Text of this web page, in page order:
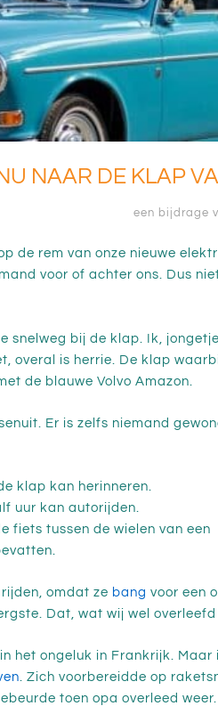
NAAR DE KLAP
een bijdrage
de rem van onze nieuwe
voor of achter ons. Dus
snelweg bij de klap. Ik,
overal is herrie. De klap
de blauwe Volvo Amazon.
Er is zelfs niemand
klap kan herinneren.
uur kan autorijden.
fiets tussen de wielen van een
omdat ze bang voor een
Dat, wat wij wel overleefd
het ongeluk in Frankrijk.
. Zich voorbereidde op
toen opa overleed